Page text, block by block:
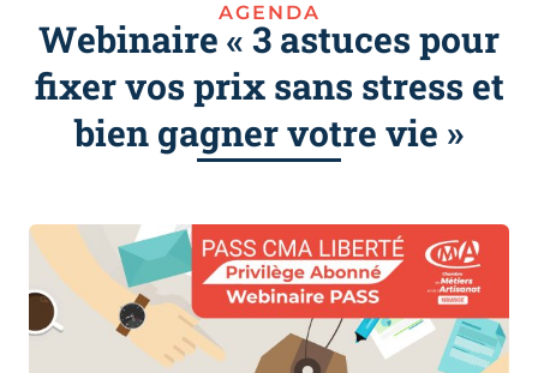
AGENDA
Webinaire « 3 astuces pour
fixer vos prix sans stress et
bien gagner votre vie »